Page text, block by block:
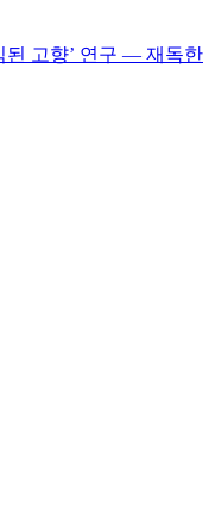
된 고향’ 연구 ― 재독한